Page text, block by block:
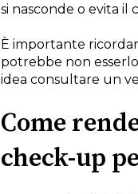
si nasconde o evita il
È importante
potrebbe non
idea consultare un
Come
check-up